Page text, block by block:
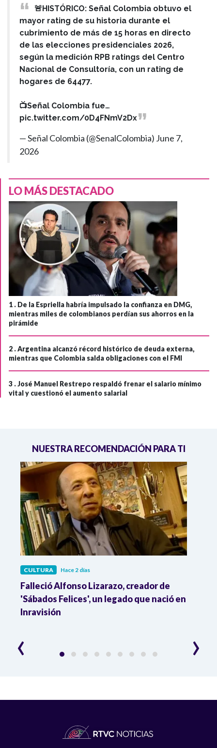
🚨HISTÓRICO: Señal Colombia obtuvo el
mayor rating de su historia durante el
cubrimiento de más de 15 horas en directo
de las elecciones presidenciales 2026,
según la medición RPB ratings del Centro
Nacional de Consultoría, con un rating de
hogares de 64477.
📺Señal Colombia fue…
pic.twitter.com/0D4FNmV2Dx
— Señal Colombia (@SenalColombia) June 7,
2026
LO MÁS DESTACADO
1 . De la Espriella habría impulsado la confianza en DMG,
mientras miles de colombianos perdían sus ahorros en la
pirámide
2 .Argentina alcanzó récord histórico de deuda externa,
mientras que Colombia salda obligaciones con el FMI
3 .José Manuel Restrepo respaldó frenar el salario mínimo
vital y cuestionó el aumento salarial
NUESTRA RECOMENDACIÓN PARA TI
CULTURA Hace 2 días
Falleció Alfonso Lizarazo, creador de
'Sábados Felices', un legado que nació en
Inravisión
‹ ›